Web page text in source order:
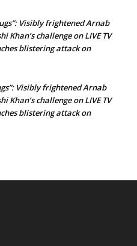
Visibly frightened Arnab
Khan’s challenge on LIVE TV
blistering attack on
Visibly frightened Arnab
Khan’s challenge on LIVE TV
blistering attack on